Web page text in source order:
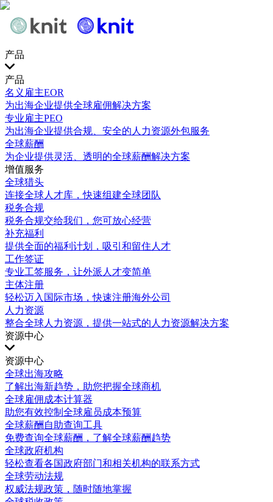
产品
产品
名义雇主EOR
为出海企业提供全球雇佣解决方案
专业雇主PEO
为出海企业提供合规、安全的人力资源外包服务
全球薪酬
为企业提供灵活、透明的全球薪酬解决方案
增值服务
全球猎头
连接全球人才库，快速组建全球团队
税务合规
税务合规交给我们，您可放心经营
补充福利
提供全面的福利计划，吸引和留住人才
工作签证
专业工签服务，让外派人才变简单
主体注册
轻松迈入国际市场，快速注册海外公司
人力资源
整合全球人力资源，提供一站式的人力资源解决方案
资源中心
资源中心
全球出海攻略
了解出海新趋势，助您把握全球商机
全球雇佣成本计算器
助您有效控制全球雇员成本预算
全球薪酬自助查询工具
免费查询全球薪酬，了解全球薪酬趋势
全球政府机构
轻松查看各国政府部门和相关机构的联系方式
全球劳动法规
权威法规政策，随时随地掌握